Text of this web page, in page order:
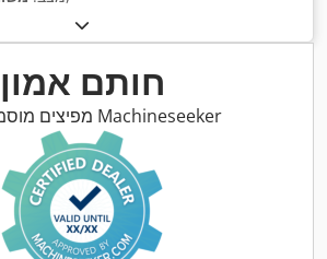
חותם אמון
מפיצים מוסמכים של Machineseeker